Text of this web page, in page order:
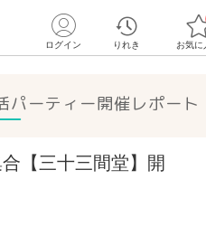
ログイン りれき お気に
パーティー開催レポート
【三十三間堂】開